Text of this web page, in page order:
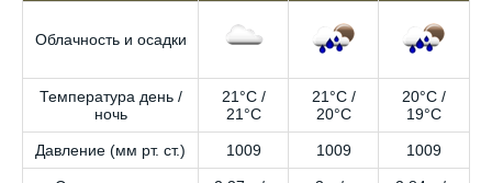
Облачность и осадки
Температура день /
ночь
21°C /
21°C
21°C /
20°C
20°C /
19°C
Давление (мм рт. ст.) 1009 1009 1009